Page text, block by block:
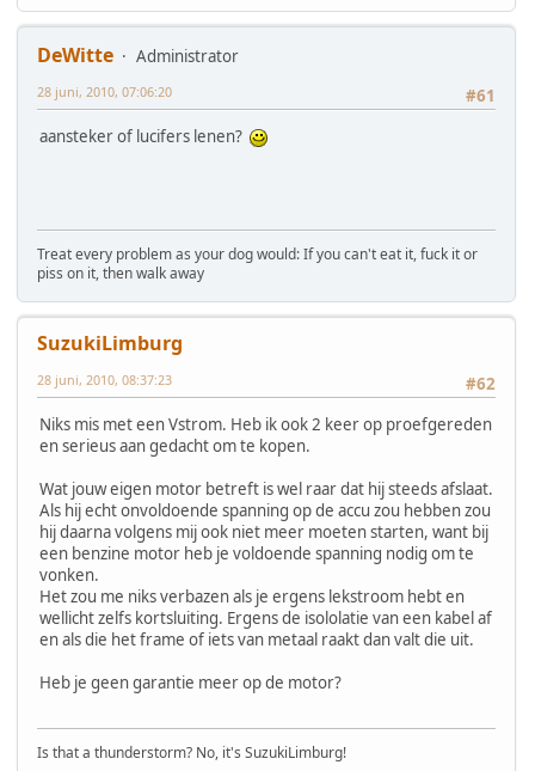
DeWitte
Administrator
#61
28 juni, 2010, 07:06:20
aansteker of lucifers lenen?
Treat every problem as your dog would: If you can't eat it, fuck it or
piss on it, then walk away
SuzukiLimburg
#62
28 juni, 2010, 08:37:23
Niks mis met een Vstrom. Heb ik ook 2 keer op proefgereden
en serieus aan gedacht om te kopen.
Wat jouw eigen motor betreft is wel raar dat hij steeds afslaat.
Als hij echt onvoldoende spanning op de accu zou hebben zou
hij daarna volgens mij ook niet meer moeten starten, want bij
een benzine motor heb je voldoende spanning nodig om te
vonken.
Het zou me niks verbazen als je ergens lekstroom hebt en
wellicht zelfs kortsluiting. Ergens de isololatie van een kabel af
en als die het frame of iets van metaal raakt dan valt die uit.
Heb je geen garantie meer op de motor?
Is that a thunderstorm? No, it's SuzukiLimburg!